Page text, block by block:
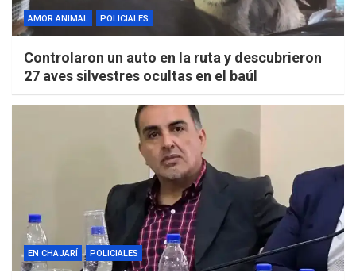
AMOR ANIMAL POLICIALES
Controlaron un auto en la ruta y descubrieron
27 aves silvestres ocultas en el baúl
EN CHAJARÍ POLICIALES